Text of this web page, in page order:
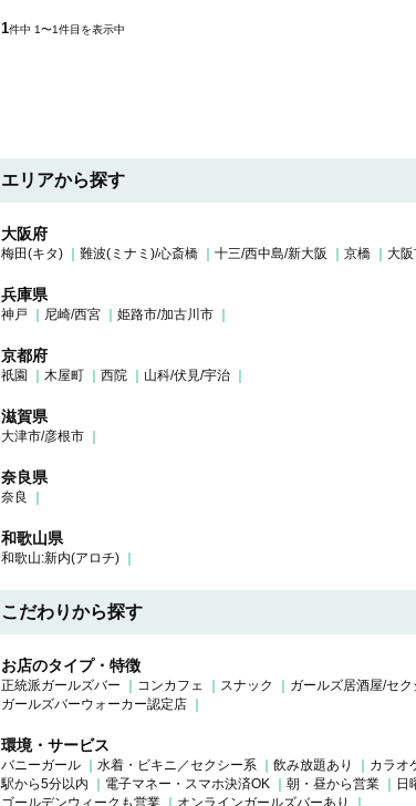
1件中 1〜1件目を表示中
エリアから探す
大阪府
梅田(キタ) 難波(ミナミ)/心斎橋 十三/西中島/新大阪 京橋 大
兵庫県
神戸 尼崎/西宮 姫路市/加古川市
京都府
祇園 木屋町 西院 山科/伏見/宇治
滋賀県
大津市/彦根市
奈良県
奈良
和歌山県
和歌山:新内(アロチ)
こだわりから探す
お店のタイプ・特徴
正統派ガールズバー コンカフェ スナック
ガールズ居酒屋/セ
ガールズバーウォーカー認定店
環境・サービス
バニーガール 水着・ビキニ／セクシー系 飲み放題あり カラオ
駅から5分以内
電子マネー・スマホ決済OK 朝・昼から営業
日
ゴールデンウィークも営業
オンラインガールズバーあり